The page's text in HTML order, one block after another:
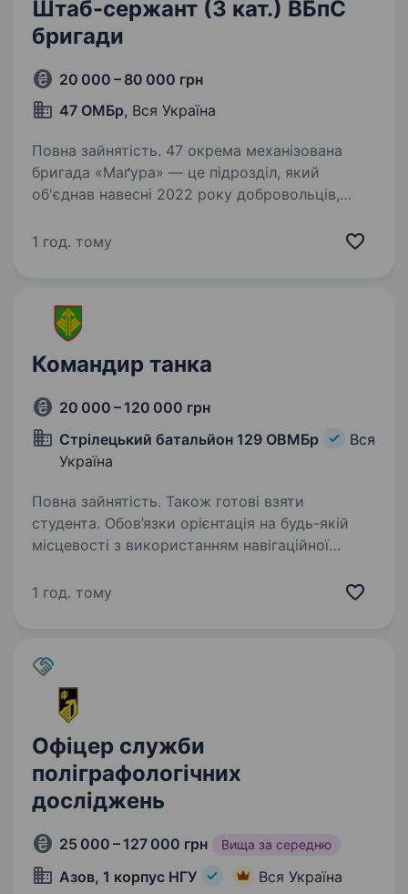
Штаб-сержант (3 кат.) ВБпС
бригади
20 000 – 80 000 грн
47 ОМБр, Вся Україна
Повна зайнятість. 47 окрема механізована
бригада «Маґура» — це підрозділ, який
об'єднав навесні 2022 року добровольців,
прийшов на нашу землю. З того часу
1 год. тому
Командир танка
20 000 – 120 000 грн
Cтрілецький батальйон 129 ОВМБр
Вся
Україна
Повна зайнятість. Також готові взяти
студента. Обов’язки орієнтація на будь-якій
місцевості з використанням навігаційної
положення цілей, нанесення їх на карту
1 год. тому
Офіцер служби
поліграфологічних
досліджень
25 000 – 127 000 грн Вища за середню
Азов, 1 корпус НГУ Вся Україна